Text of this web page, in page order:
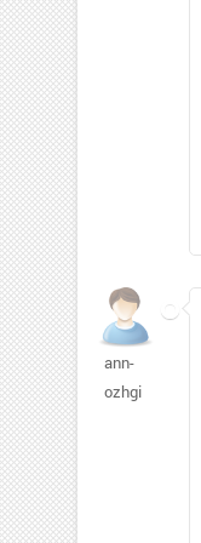
ann-
ozhgi